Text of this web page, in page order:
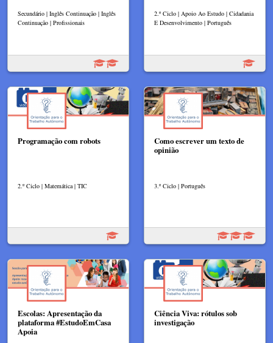
Secundário | Inglês Continuação | Inglês
Continuação | Profissionais
2.º Ciclo | Apoio Ao Estudo | Cidadania
E Desenvolvimento | Português
Programação com robots
2.º Ciclo | Matemática | TIC
Como escrever um texto de
opinião
3.º Ciclo | Português
Escolas: Apresentação da
plataforma #EstudoEmCasa
Apoia
Ciência Viva: rótulos sob
investigação